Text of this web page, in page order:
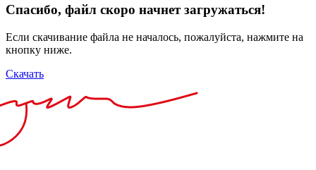
Спасибо, файл скоро начнет загружаться!
Если скачивание файла не началось, пожалуйста, нажмите на
кнопку ниже.
Скачать